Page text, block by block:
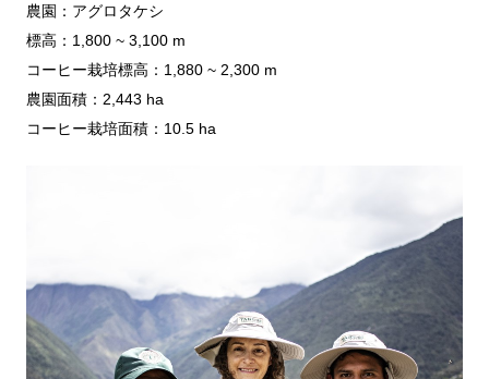
農園：アグロタケシ
標高：1,800 ~ 3,100 m
コーヒー栽培標高：1,880 ~ 2,300 m
農園面積：2,443 ha
コーヒー栽培面積：10.5 ha